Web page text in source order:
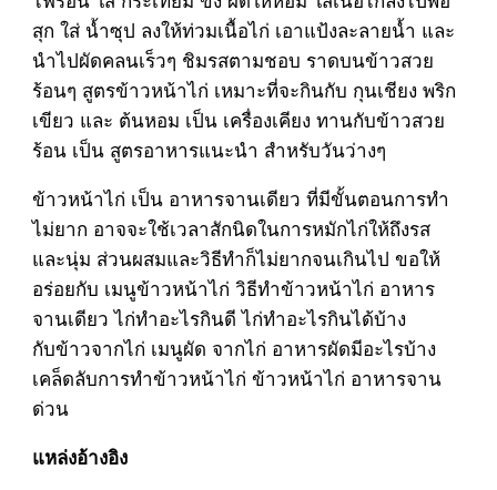
สุก ใส่ น้ำซุป ลงให้ท่วมเนื้อไก่ เอาแป้งละลายน้ำ และ
นำไปผัดคลนเร็วๆ ชิมรสตามชอบ ราดบนข้าวสวย
ร้อนๆ สูตรข้าวหน้าไก่ เหมาะที่จะกินกับ กุนเชียง พริก
เขียว และ ต้นหอม เป็น เครื่องเคียง ทานกับข้าวสวย
ร้อน เป็น สูตรอาหารแนะนำ สำหรับวันว่างๆ
ข้าวหน้าไก่ เป็น อาหารจานเดียว ที่มีขั้นตอนการทำ
ไม่ยาก อาจจะใช้เวลาสักนิดในการหมักไก่ให้ถึงรส
และนุ่ม ส่วนผสมและวิธีทำก็ไม่ยากจนเกินไป ขอให้
อร่อยกับ เมนูข้าวหน้าไก่ วิธีทำข้าวหน้าไก่ อาหาร
จานเดียว ไก่ทำอะไรกินดี ไก่ทำอะไรกินได้บ้าง
กับข้าวจากไก่ เมนูผัด จากไก่ อาหารผัดมีอะไรบ้าง
เคล็ดลับการทำข้าวหน้าไก่ ข้าวหน้าไก่ อาหารจาน
ด่วน
แหล่งอ้างอิง